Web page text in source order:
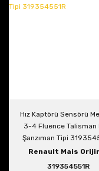
Hız Kaptörü Sensörü
3-4 Fluence Talisman
Şanzıman Tipi
Renault Mais
319354551R